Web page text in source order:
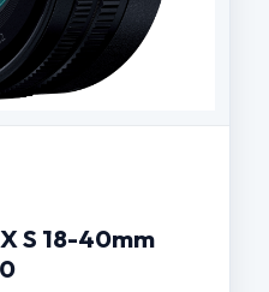
S 18-40mm